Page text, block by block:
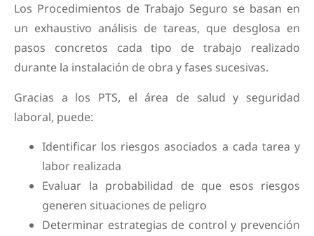
Los Procedimientos de Trabajo Seguro se basan en
un exhaustivo análisis de tareas, que desglosa en
pasos concretos cada tipo de trabajo realizado
durante la instalación de obra y fases sucesivas.
Gracias a los PTS, el área de salud y seguridad
laboral, puede:
Identificar los riesgos asociados a cada tarea y
labor realizada
Evaluar la probabilidad de que esos riesgos
generen situaciones de peligro
Determinar estrategias de control y prevención